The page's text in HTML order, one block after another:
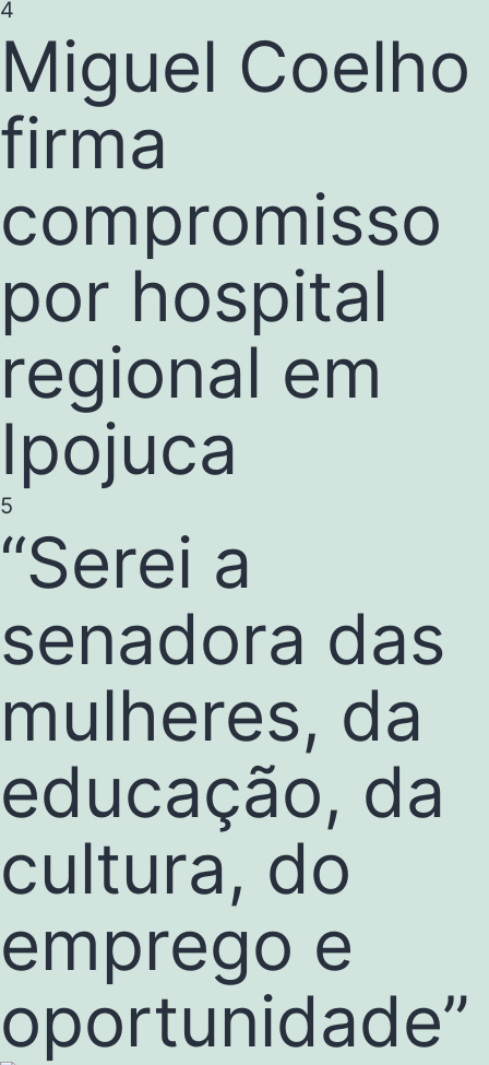
4
Miguel Coelho
firma
compromisso
por hospital
regional em
Ipojuca
5
“Serei a
senadora das
mulheres, da
educação, da
cultura, do
emprego e
oportunidade”